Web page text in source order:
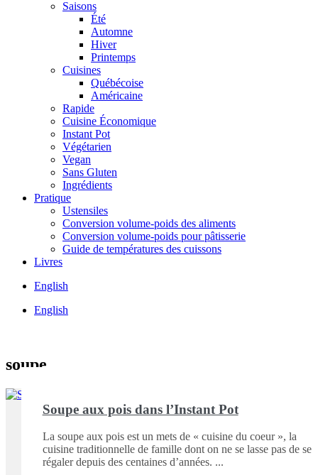
Saisons
Été
Automne
Hiver
Printemps
Cuisines
Québécoise
Américaine
Rapide
Cuisine Économique
Instant Pot
Végétarien
Vegan
Sans Gluten
Ingrédients
Pratique
Ustensiles
Conversion volume-poids des aliments
Conversion volume-poids pour pâtisserie
Guide de températures des cuissons
Livres
English
English
soupe
Soupe aux pois dans l’Instant Pot
La soupe aux pois est un mets de « cuisine du coeur », la
cuisine traditionnelle de famille dont on ne se lasse pas de se
régaler depuis des centaines d’années.